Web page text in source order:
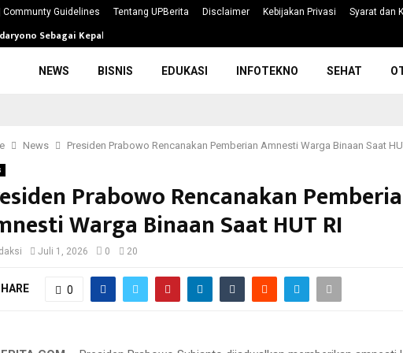
Communty Guidelines Tentang UPBerita Disclaimer Kebijakan Privasi Syarat dan
Sebagai Kepala Badan…
NEWS BISNIS EDUKASI INFOTEKNO SEHAT
News Presiden Prabowo Rencanakan Pemberian Amnesti Warga Binaan Saat
Prabowo Rencanakan
Warga Binaan Saat HUT RI
Juli 1, 2026 0 20
0